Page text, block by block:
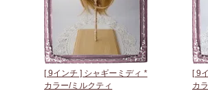
[ 9インチ ] シャギーミディ *
カラー/ミルクティ
[ 9
カ